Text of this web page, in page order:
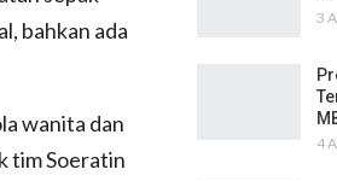
bahkan ada
wanita dan
tim Soeratin
3
4